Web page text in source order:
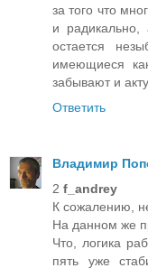
за того что
и радикально,
остается
имеющиеся
забывают и
Ответить
Владимир
2 f_andrey
К сожалению,
На данном же
Что, логика
пять уже